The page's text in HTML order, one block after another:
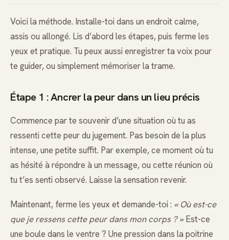
Voici la méthode. Installe-toi dans un endroit calme,
assis ou allongé. Lis d’abord les étapes, puis ferme les
yeux et pratique. Tu peux aussi enregistrer ta voix pour
te guider, ou simplement mémoriser la trame.
Étape 1 : Ancrer la peur dans un lieu précis
Commence par te souvenir d’une situation où tu as
ressenti cette peur du jugement. Pas besoin de la plus
intense, une petite suffit. Par exemple, ce moment où tu
as hésité à répondre à un message, ou cette réunion où
tu t’es senti observé. Laisse la sensation revenir.
Maintenant, ferme les yeux et demande-toi : « Où est-ce
que je ressens cette peur dans mon corps ? »Est-ce
une boule dans le ventre ? Une pression dans la poitrine